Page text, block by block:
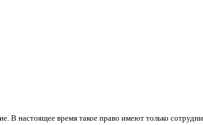
В настоящее время такое право имеют только